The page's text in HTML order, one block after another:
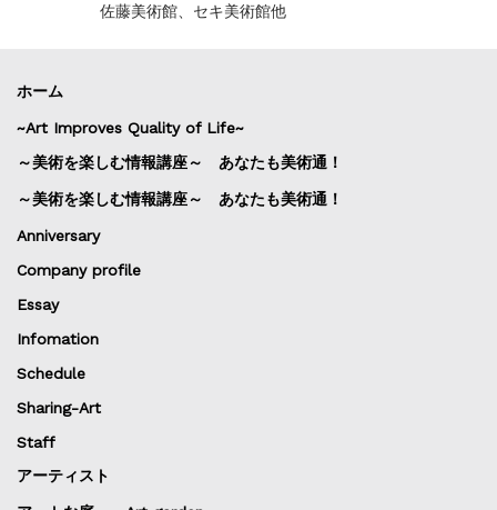
佐藤美術館、セキ美術館他
ホーム
~Art Improves Quality of Life~
～美術を楽しむ情報講座～ あなたも美術通！
～美術を楽しむ情報講座～ あなたも美術通！
Anniversary
Company profile
Essay
Infomation
Schedule
Sharing-Art
Staff
アーティスト